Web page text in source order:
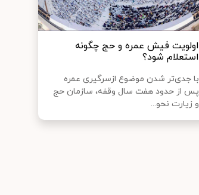
اولویت فیش عمره و حج چگونه
استعلام شود؟
با جدی‌تر شدن موضوع ازسرگیری عمره
پس از حدود هفت سال وقفه، سازمان حج
و زیارت نحو...